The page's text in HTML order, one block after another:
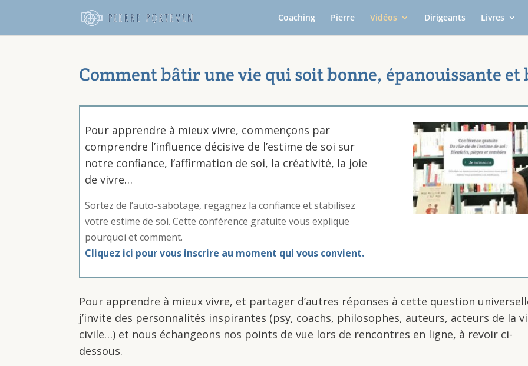
Coaching Pierre Vidéos Dirigeants Livres
Comment bâtir une vie qui soit bonne, épanouissante et
Pour apprendre à mieux vivre, commençons par
comprendre l’influence décisive de l’estime de soi sur
notre confiance, l’affirmation de soi, la créativité, la joie
de vivre…
Sortez de l’auto-sabotage, regagnez la confiance et stabilisez
votre estime de soi. Cette conférence gratuite vous explique
pourquoi et comment.
Cliquez ici pour vous inscrire au moment qui vous convient.
Pour apprendre à mieux vivre, et partager d’autres réponses à cette question
j’invite des personnalités inspirantes (psy, coachs, philosophes, auteurs, acteurs de la
civile…) et nous échangeons nos points de vue lors de rencontres en ligne, à revoir ci-
dessous.